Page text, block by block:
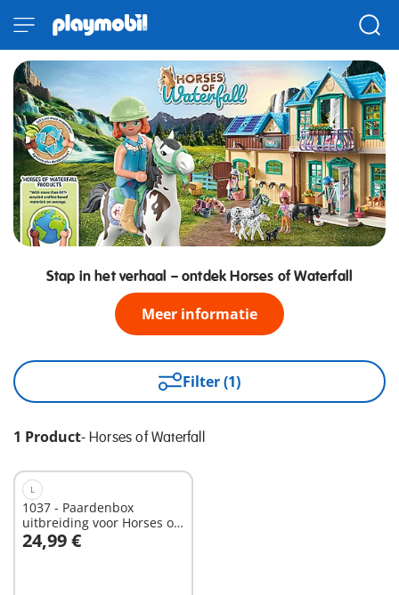
Stap in het verhaal – ontdek Horses of Waterfall
Meer informatie
Filter (1)
1 Product- Horses of Waterfall
L
1037 - Paardenbox
uitbreiding voor Horses of
Waterfall
24,99 €
In winkelwagen